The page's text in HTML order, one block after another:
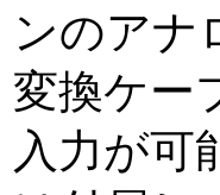
ンのアナ
変換ケー
入力が可